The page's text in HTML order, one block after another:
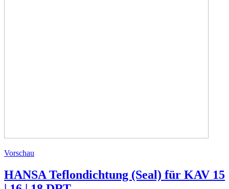
Vorschau
HANSA Teflondichtung (Seal) für KAV 15